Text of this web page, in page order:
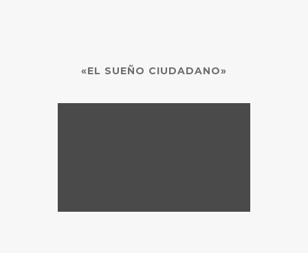
«EL SUEÑO CIUDADANO»